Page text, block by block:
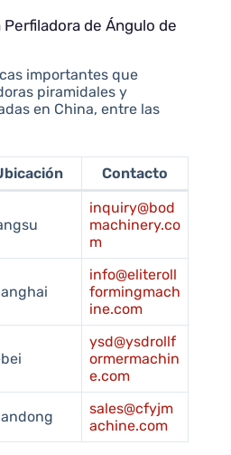
Perfiladora de Ángulo de
importantes que
piramidales y
en China, entre las
Contacto
inquiry@bod
machinery.co
m
info@eliteroll
formingmach
ine.com
ysd@ysdrollf
ormermachin
e.com
sales@cfyjm
achine.com